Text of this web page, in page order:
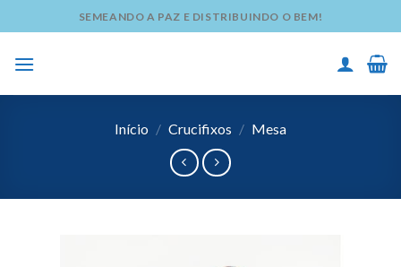
to
content
SEMEANDO A PAZ E DISTRIBUINDO O BEM!
Início / Crucifixos / Mesa